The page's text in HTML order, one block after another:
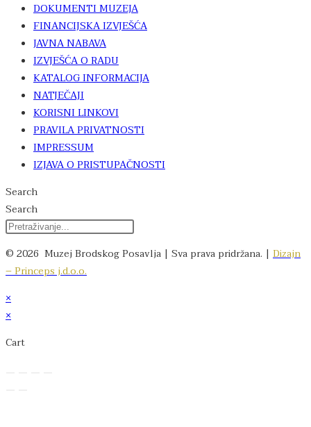
DOKUMENTI MUZEJA
FINANCIJSKA IZVJEŠĆA
JAVNA NABAVA
IZVJEŠĆA O RADU
KATALOG INFORMACIJA
NATJEČAJI
KORISNI LINKOVI
PRAVILA PRIVATNOSTI
IMPRESSUM
IZJAVA O PRISTUPAČNOSTI
Search
Search
© 2026 Muzej Brodskog Posavlja | Sva prava pridržana. | Dizajn
– Princeps j.d.o.o.
×
×
Cart